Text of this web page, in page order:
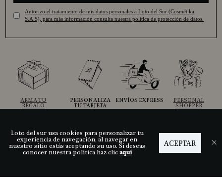
Autorizo el tratamiento de mis datos personales a Loto del Sur (Cosmétika
S.A.S), para más información consulta nuestra política de protección de datos.
ARMA TU
REGALO
PERSONALIZA
TU TARJETA
ENVÍOS EXPRESS
PERSONAL
SHOPPER
Ayuda
ACEPTAR
Loto del sur usa cookies para personalizar tu
experiencia de navegación, al navegar en
nuestro sitio estás aceptando su uso. Si deseas
conocer nuestra política haz clicaquí